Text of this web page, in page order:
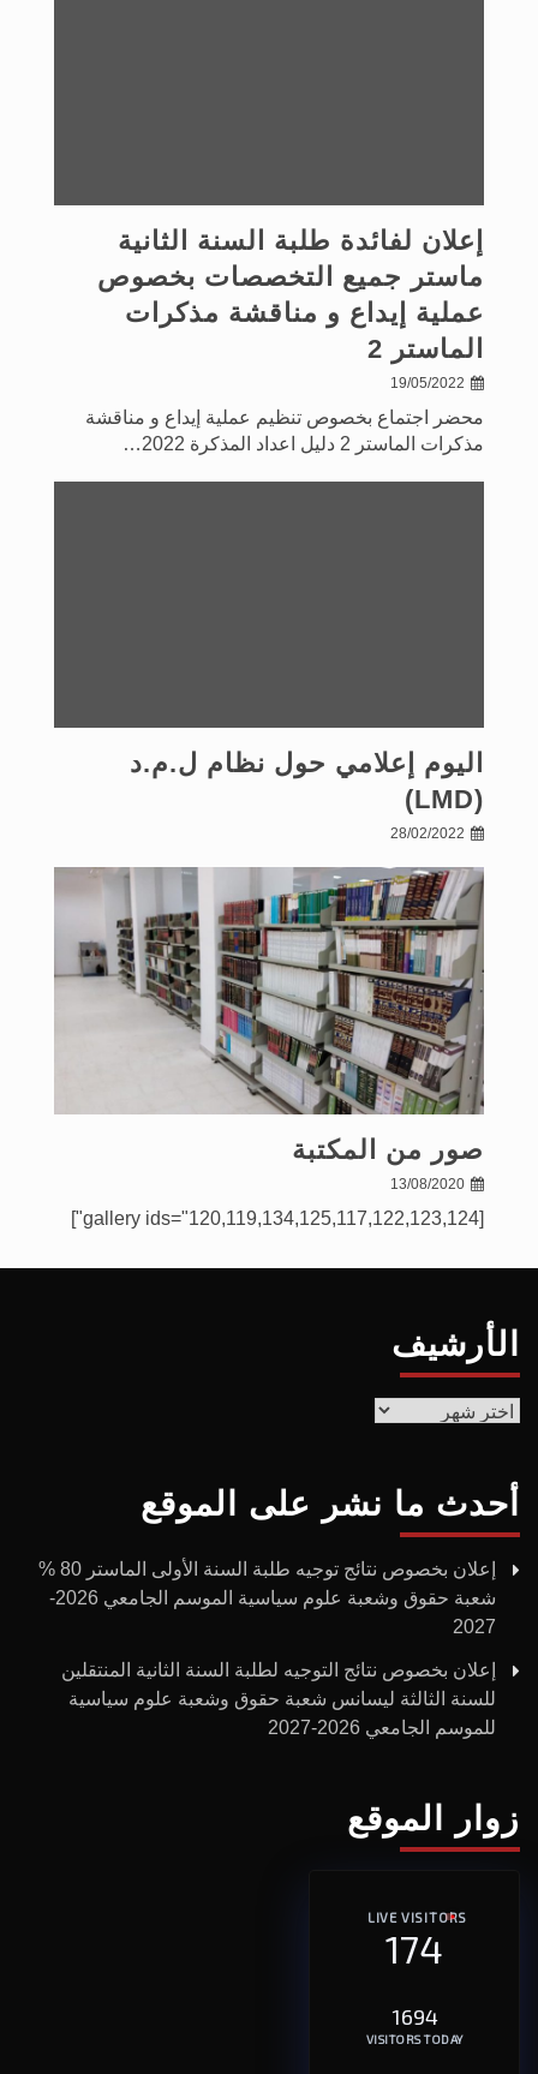
إعلان لفائدة طلبة السنة الثانية
ماستر جميع التخصصات بخصوص
عملية إيداع و مناقشة مذكرات
الماستر 2
19/05/2022
محضر اجتماع بخصوص تنظيم عملية إيداع و مناقشة
مذكرات الماستر 2 دليل اعداد المذكرة 2022…
اليوم إعلامي حول نظام ل.م.د
(LMD)
28/02/2022
صور من المكتبة
13/08/2020
[gallery ids="120,119,134,125,117,122,123,124"]
الأرشيف
الأرشيف
أحدث ما نشر على الموقع
إعلان بخصوص نتائج توجيه طلبة السنة الأولى الماستر 80 %
شعبة حقوق وشعبة علوم سياسية الموسم الجامعي 2026-
2027
إعلان بخصوص نتائج التوجيه لطلبة السنة الثانية المنتقلين
للسنة الثالثة ليسانس شعبة حقوق وشعبة علوم سياسية
للموسم الجامعي 2026-2027
زوار الموقع
LIVE VISITORS
174
1694
VISITORS TODAY